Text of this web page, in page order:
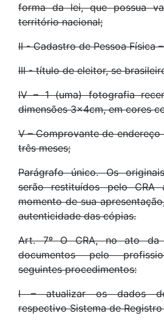
forma da lei, que possua
território nacional;
II - Cadastro de Pessoa Física
III - título de eleitor, se
IV – 1 (uma) fotografia
dimensões 3x4cm, em cores
V – Comprovante de
três meses;
Parágrafo único. Os
serão restituídos pelo CRA
momento de sua
autenticidade das cópias.
Art. 7º O CRA, no ato da
documentos pelo
seguintes procedimentos:
I – atualizar os dados
respectivo Sistema de